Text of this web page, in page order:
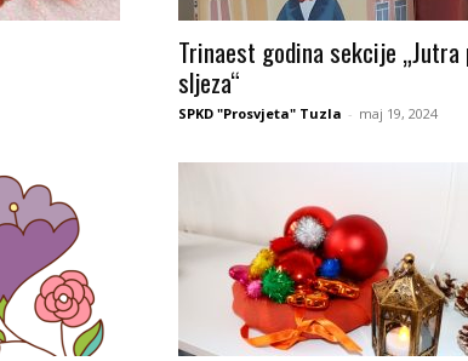
Trinaest godina sekcije „Jutra
sljeza“
SPKD "Prosvjeta" Tuzla - maj 19, 2024